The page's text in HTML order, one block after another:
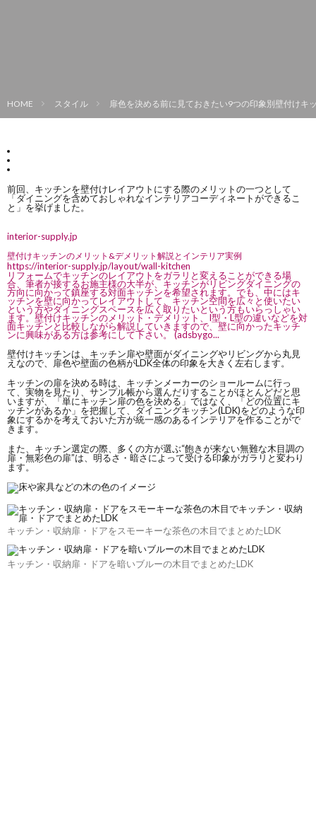
HOME スタイル 扉色を決める前に見ておきたい9つの印象別壁付けキ
前回、キッチンを壁付けレイアウトにする際のメリットの一つとして
「ダイニングを含めておしゃれなインテリアコーディネートができるこ
と」を挙げました。
interior-supply.jp
壁付けキッチンのメリット&デメリット解説とインテリア実例
https://interior-supply.jp/layout/wall-kitchen
リフォームでキッチンのレイアウトをガラリと変えることができる場
合、筆者が接するお施主様の大半が、キッチンがリビングダイニングの
方向に向かって鎮座する対面キッチンを希望されます。でも、中にはキ
ッチンを壁に向かってレイアウトして、キッチン空間を広々と使いたい
という方やダイニングスペースを広く取りたいという方もいらっしゃい
ます。壁付けキッチンのメリット・デメリット、I型・L型の違いなどを対
面キッチンと比較しながら解説していきますので、壁に向かったキッチ
ンに興味がある方は参考にして下さい。 (adsbygo...
壁付けキッチンは、キッチン扉や壁面がダイニングやリビングから丸見
えなので、扉色や壁面の色柄がLDK全体の印象を大きく左右します。
キッチンの扉を決める時は、キッチンメーカーのショールームに行っ
て、実物を見たり、サンプル帳から選んだりすることがほとんどだと思
いますが、「単にキッチン扉の色を決める」ではなく、「どの位置にキ
ッチンがあるか」を把握して、ダイニングキッチン(LDK)をどのような印
象にするかを考えておいた方が統一感のあるインテリアを作ることがで
きます。
また、キッチン選定の際、多くの方が選ぶ“飽きが来ない無難な木目調の
扉・無彩色の扉”は、明るさ・暗さによって受ける印象がガラリと変わり
ます。
キッチン・収納扉・ドアをスモーキーな茶色の木目でまとめたLDK
キッチン・収納扉・ドアを暗いブルーの木目でまとめたLDK